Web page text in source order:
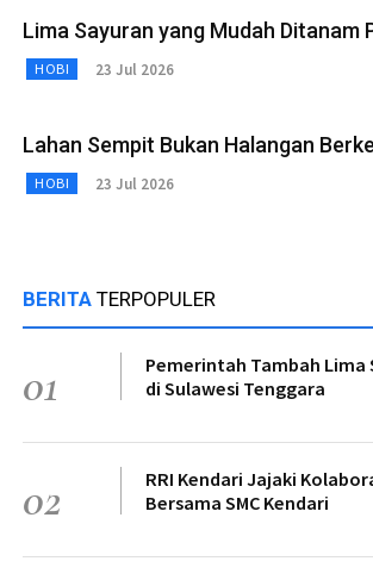
Lima Sayuran yang Mudah Ditanam
HOBI 23 Jul 2026
Lahan Sempit Bukan Halangan
HOBI 23 Jul 2026
BERITA TERPOPULER
01
Pemerintah Tambah Lima
di Sulawesi Tenggara
02
RRI Kendari Jajaki
Bersama SMC Kendari